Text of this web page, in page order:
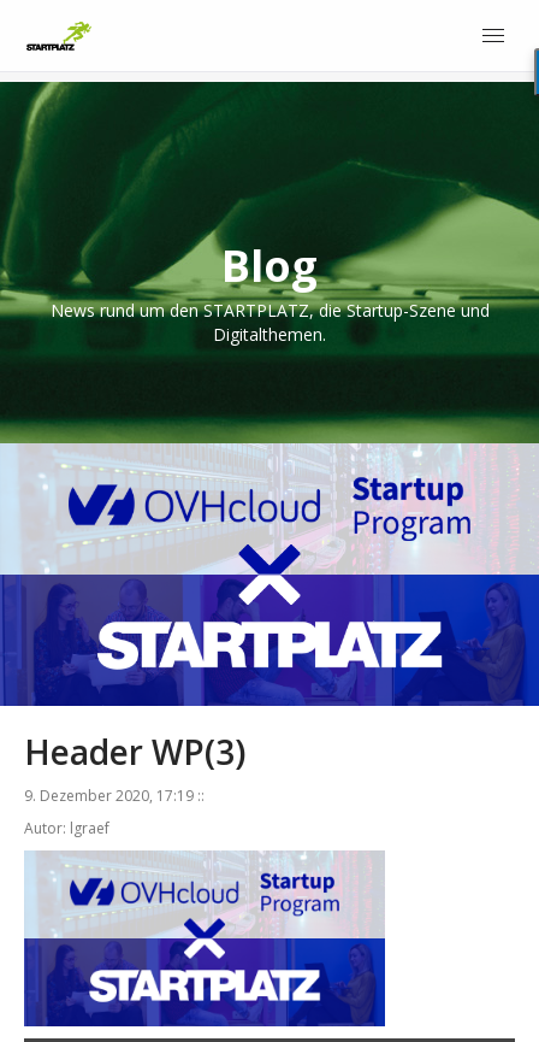
Blog
News rund um den STARTPLATZ, die Startup-Szene und
Digitalthemen.
Header WP(3)
9. Dezember 2020, 17:19 ::
Autor: lgraef